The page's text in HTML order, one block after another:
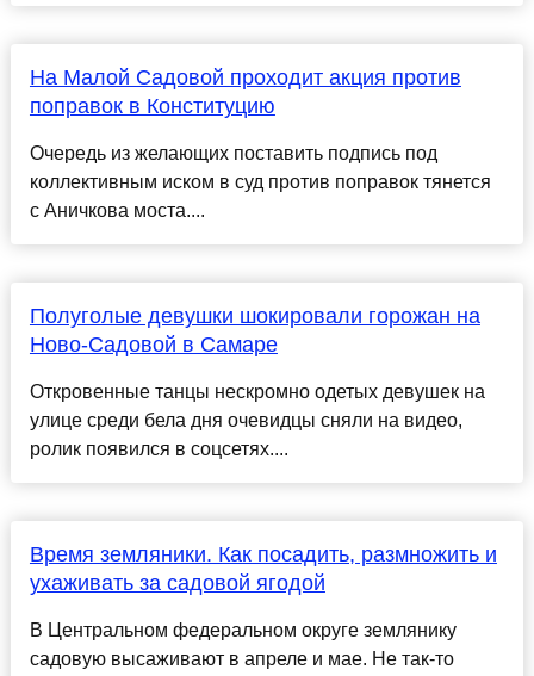
На Малой Садовой проходит акция против
поправок в Конституцию
Очередь из желающих поставить подпись под
коллективным иском в суд против поправок тянется
с Аничкова моста....
Полуголые девушки шокировали горожан на
Ново-Садовой в Самаре
Откровенные танцы нескромно одетых девушек на
улице среди бела дня очевидцы сняли на видео,
ролик появился в соцсетях....
Время земляники. Как посадить, размножить и
ухаживать за садовой ягодой
В Центральном федеральном округе землянику
садовую высаживают в апреле и мае. Не так-то